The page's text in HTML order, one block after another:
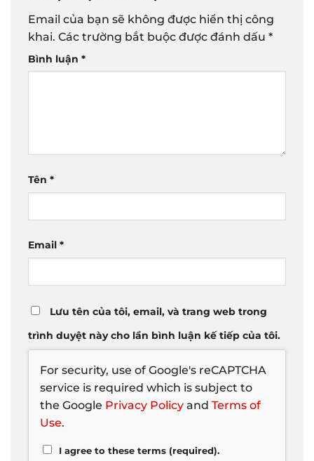
Email của bạn sẽ không được hiển thị công
khai. Các trường bắt buộc được đánh dấu *
Bình luận *
Tên *
Email *
Lưu tên của tôi, email, và trang web trong
trình duyệt này cho lần bình luận kế tiếp của tôi.
For security, use of Google's reCAPTCHA
service is required which is subject to
the Google Privacy Policy and Terms of
Use.
I agree to these terms (required).